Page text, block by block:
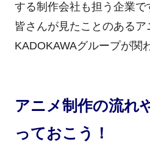
する制作会社も担う企業で
皆さんが見たことのあるア
KADOKAWAグループが関
アニメ制作の流れ
っておこう！